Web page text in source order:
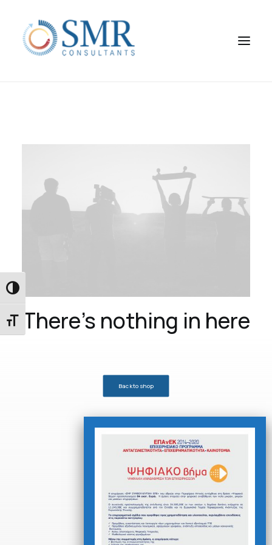
Εναλλαγή Υψηλής Αντίθεσης
Εναλλαγή Μεγέθους Γραμμάτων
There's nothing in here
Back to shop